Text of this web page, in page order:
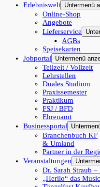
Erlebniswelt Untermenü
Online-Shop
Angebote
Lieferservice
AGBs
Speisekarten
Jobportal
Untermenü
Teilzeit / Vollzeit
Lehrstellen
Duales Studium
Praxissemester
Praktikum
FSJ / BFD
Ehrenamt
Businessportal
Branchenbuch KF
& Umland
Partner in der
Veranstaltungen
Dr. Sarah Straub
„Herilo“ das